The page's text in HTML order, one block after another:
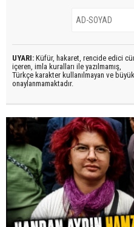
UYARI: Küfür, hakaret, rencide edici
içeren, imla kuralları ile yazılmamış,
Türkçe karakter kullanılmayan ve
onaylanmamaktadır.